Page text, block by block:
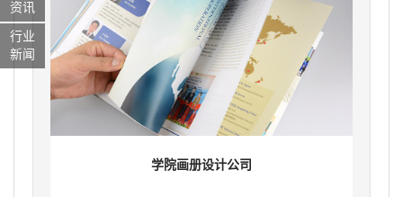
学院画册设计公司
资讯
行业
新闻